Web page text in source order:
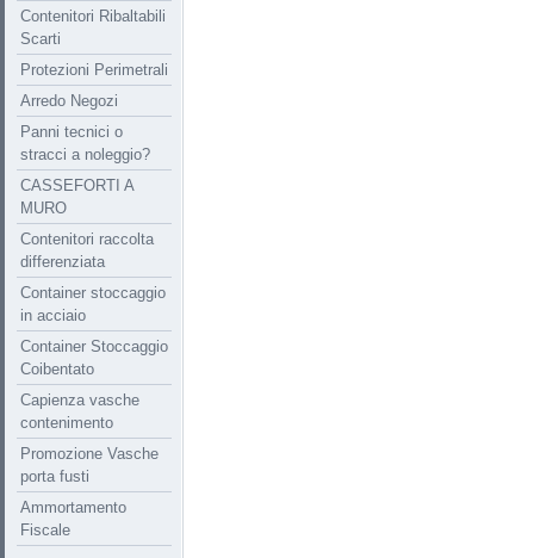
Contenitori Ribaltabili
Scarti
Protezioni Perimetrali
Arredo Negozi
Panni tecnici o
stracci a noleggio?
CASSEFORTI A
MURO
Contenitori raccolta
differenziata
Container stoccaggio
in acciaio
Container Stoccaggio
Coibentato
Capienza vasche
contenimento
Promozione Vasche
porta fusti
Ammortamento
Fiscale